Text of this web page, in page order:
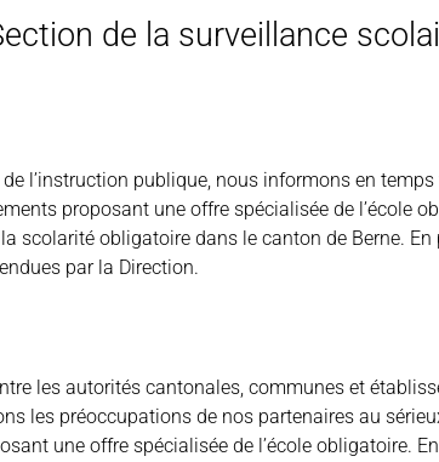
de la surveillance
l’instruction publique, nous informons en
proposant une offre spécialisée de l’école
scolarité obligatoire dans le canton de Berne.
par la Direction.
les autorités cantonales, communes et
les préoccupations de nos partenaires au
une offre spécialisée de l’école obligatoire.